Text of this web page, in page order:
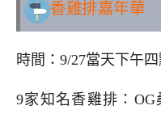
香雞排嘉年華
時間：9/27當天下午
9家知名香雞排：